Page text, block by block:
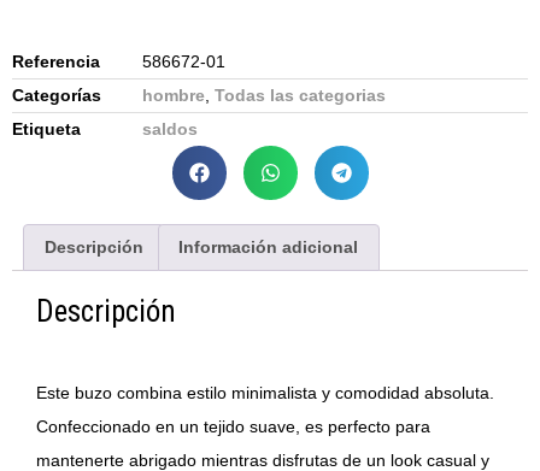
Referencia
586672-01
Categorías
hombre, Todas las categorias
Etiqueta
saldos
Descripción Información adicional
Descripción
Este buzo combina estilo minimalista y comodidad absoluta.
Confeccionado en un tejido suave, es perfecto para
mantenerte abrigado mientras disfrutas de un look casual y